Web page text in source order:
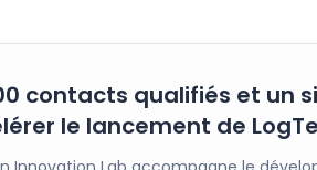
contacts qualifiés et un
le lancement de